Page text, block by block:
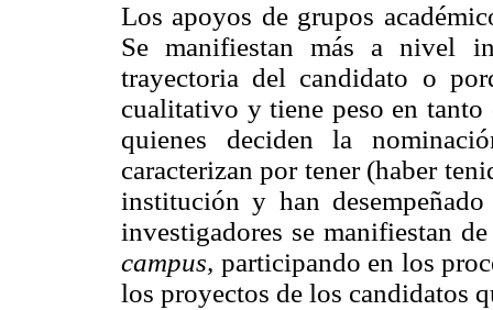
Los apoyos de grupos
Se manifiestan más a nivel
trayectoria del candidato o
cualitativo y tiene peso en tanto
quienes deciden la
caracterizan por tener (haber
institución y han
investigadores se manifiestan
campus, participando en los
los proyectos de los candidatos